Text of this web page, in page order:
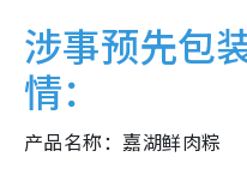
涉事预先包
情：
产品名称：嘉湖鲜肉粽